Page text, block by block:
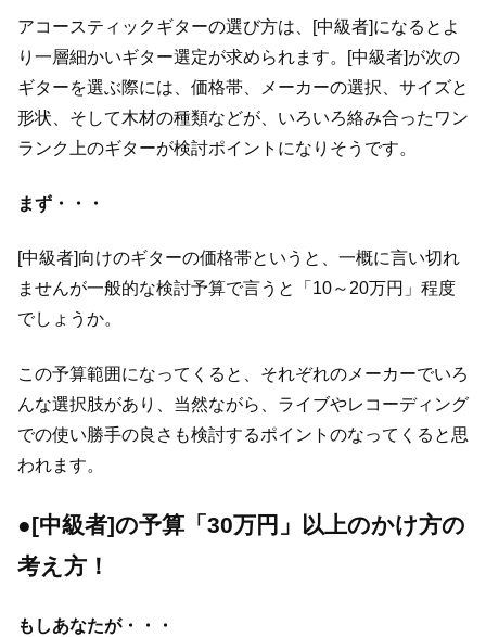
アコースティックギターの選び方は、[中級者]になるとよ
り一層細かいギター選定が求められます。[中級者]が次の
ギターを選ぶ際には、価格帯、メーカーの選択、サイズと
形状、そして木材の種類などが、いろいろ絡み合ったワン
ランク上のギターが検討ポイントになりそうです。
まず・・・
[中級者]向けのギターの価格帯というと、一概に言い切れ
ませんが一般的な検討予算で言うと「10～20万円」程度
でしょうか。
この予算範囲になってくると、それぞれのメーカーでいろ
んな選択肢があり、当然ながら、ライブやレコーディング
での使い勝手の良さも検討するポイントのなってくると思
われます。
●[中級者]の予算「30万円」以上のかけ方の
考え方！
もしあなたが・・・